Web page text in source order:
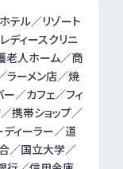
テル／リゾート
ディースクリニ
老人ホーム／商
ーメン店／焼
／カフェ／フィ
携帯ショップ／
ディーラー／道
／国立大学／